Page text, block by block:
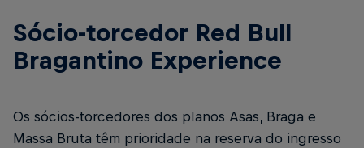
Sócio-torcedor Red Bull
Bragantino Experience
Os sócios-torcedores dos planos Asas, Braga e
Massa Bruta têm prioridade na reserva do ingresso